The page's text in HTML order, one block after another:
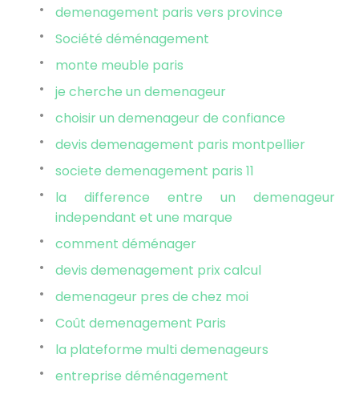
demenagement paris vers province
Société déménagement
monte meuble paris
je cherche un demenageur
choisir un demenageur de confiance
devis demenagement paris montpellier
societe demenagement paris 11
la difference entre un demenageur
independant et une marque
comment déménager
devis demenagement prix calcul
demenageur pres de chez moi
Coût demenagement Paris
la plateforme multi demenageurs
entreprise déménagement